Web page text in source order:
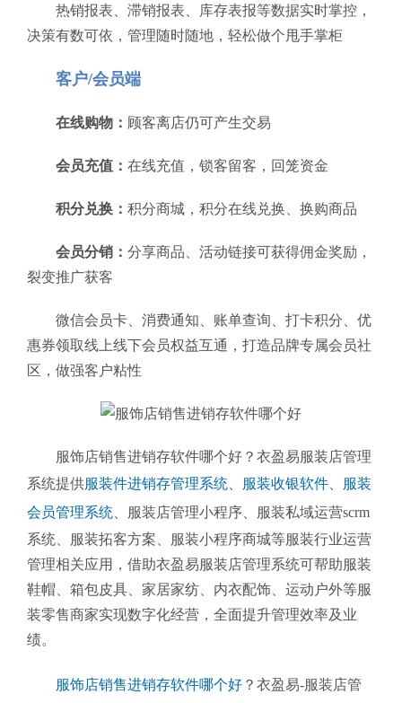
热销报表、滞销报表、库存表报等数据实时掌控，
决策有数可依，管理随时随地，轻松做个甩手掌柜
客户/会员端
在线购物： 顾客离店仍可产生交易
会员充值： 在线充值，锁客留客，回笼资金
积分兑换： 积分商城，积分在线兑换、换购商品
会员分销： 分享商品、活动链接可获得佣金奖励，
裂变推广获客
微信会员卡、消费通知、账单查询、打卡积分、优
惠券领取线上线下会员权益互通，打造品牌专属会员社
区，做强客户粘性
服饰店销售进销存软件哪个好？衣盈易服装店管理
系统提供服装件进销存管理系统 服装收银软件
服装
会员管理系统
服装店管理小程序、服装私域运营scrm
系统、服装拓客方案、服装小程序商城等服装行业运营
管理相关应用，借助衣盈易服装店管理系统可帮助服装
鞋帽、箱包皮具、家居家纺、内衣配饰、运动户外等服
装零售商家实现数字化经营，全面提升管理效率及业
绩。
服饰店销售进销存软件哪个好 ？衣盈易-服装店管